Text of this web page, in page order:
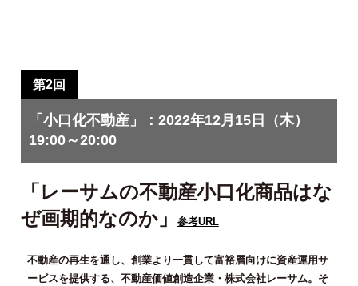
第2回
「小口化不動産」：2022年12月15日（木）
19:00～20:00
「レーサムの不動産小口化商品はな
ぜ画期的なのか」
参考URL
不動産の再生を通し、創業より一貫して富裕層向けに資産運用サ
ービスを提供する、不動産価値創造企業・株式会社レーサム。そ